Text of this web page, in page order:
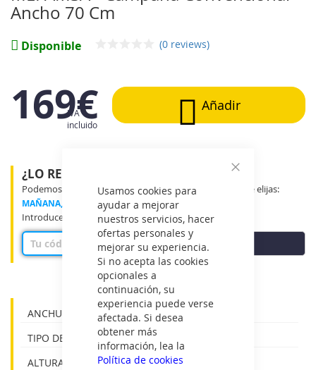
Usamos cookies para
ayudar a mejorar
nuestros servicios, hacer
ofertas personales y
mejorar su experiencia.
Si no acepta las cookies
opcionales a
continuación, su
experiencia puede verse
afectada. Si desea
obtener más
información, lea la
Política de cookies
Ancho 70 Cm
Disponible (0 reviews)
169€
IVA
incluido
Añadir
¿LO RECIBIRÉ MAÑANA?
Podemos entregar tu producto en el tramo horario que elijas:
MAÑANA, MEDIO DÍA o TARDE
Introduce tu código postal para ver disponibilidad
COMPROBAR
ANCHURA:70 cm
TIPO DE CONTROL:BOTONES
ALTURA:0 - 30 CM
galería
de